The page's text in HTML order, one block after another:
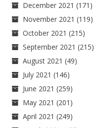
December 2021 (171)
November 2021 (119)
October 2021 (215)
September 2021 (215)
August 2021 (49)
July 2021 (146)
June 2021 (259)
May 2021 (201)
April 2021 (249)